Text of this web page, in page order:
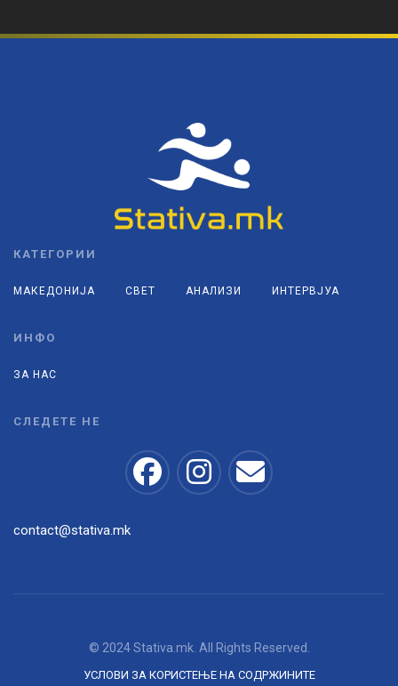
КАТЕГОРИИ
МАКЕДОНИЈА СВЕТ АНАЛИЗИ ИНТЕРВЈУА
ИНФО
ЗА НАС
СЛЕДЕТЕ НЕ
contact@stativa.mk
© 2024 Stativa.mk. All Rights Reserved.
УСЛОВИ ЗА КОРИСТЕЊЕ НА СОДРЖИНИТЕ